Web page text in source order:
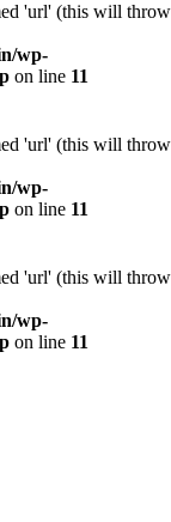
'url' (this will throw
wp-
on line 11
'url' (this will throw
wp-
on line 11
'url' (this will throw
wp-
on line 11